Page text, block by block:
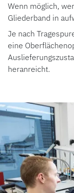
Wenn möglich,
Gliederband in
Je nach
eine
heranreicht.